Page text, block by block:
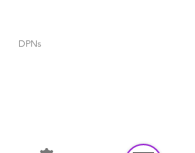
DPNsthe spotlight.